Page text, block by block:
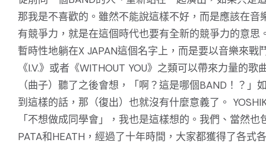
那我是不喜歡的。雖然不能說這樣不好，而是應該在音
有競爭力，就是在這個時代也要有全新的競爭力的意思
暫時性地躺在X JAPAN這個名字上，而是要以音樂來戰
《I.V.》或者《WITHOUT YOU》之類可以帶來力量的歌
（曲子）聽了之後會想，「啊？這是哪個BAND！？」
到這樣的話，那（復出）也就沒有什麼意義了。
「不想做成同學會」，我也是這樣想的。我們、當然也
PATA和HEATH，經過了十年時間，大家都獲得了各式